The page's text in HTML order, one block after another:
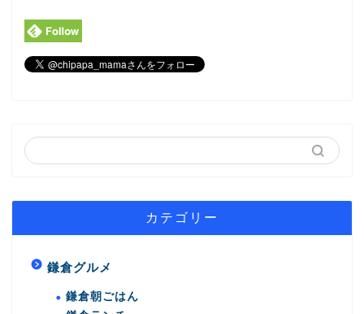
カテゴリー
鎌倉グルメ
鎌倉朝ごはん